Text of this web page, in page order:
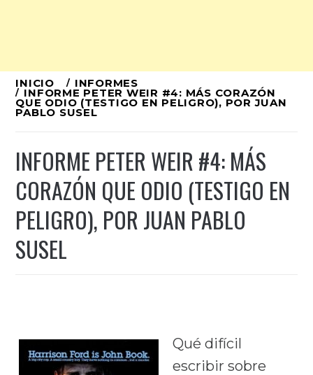
Ir
al
INICIO INFORMES
INFORME PETER WEIR #4: MÁS CORAZÓN
QUE ODIO (TESTIGO EN PELIGRO), POR JUAN
PABLO SUSEL
INFORME PETER WEIR #4: MÁS
CORAZÓN QUE ODIO (TESTIGO EN
PELIGRO), POR JUAN PABLO
SUSEL
Qué difícil
escribir sobre